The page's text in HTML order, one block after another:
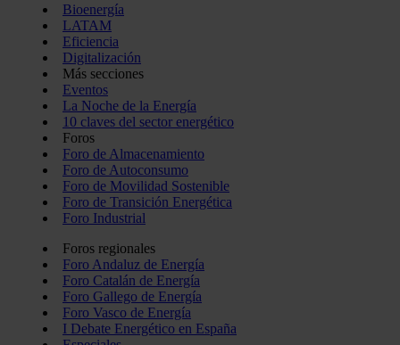
Bioenergía
LATAM
Eficiencia
Digitalización
Más secciones
Eventos
La Noche de la Energía
10 claves del sector energético
Foros
Foro de Almacenamiento
Foro de Autoconsumo
Foro de Movilidad Sostenible
Foro de Transición Energética
Foro Industrial
Foros regionales
Foro Andaluz de Energía
Foro Catalán de Energía
Foro Gallego de Energía
Foro Vasco de Energía
I Debate Energético en España